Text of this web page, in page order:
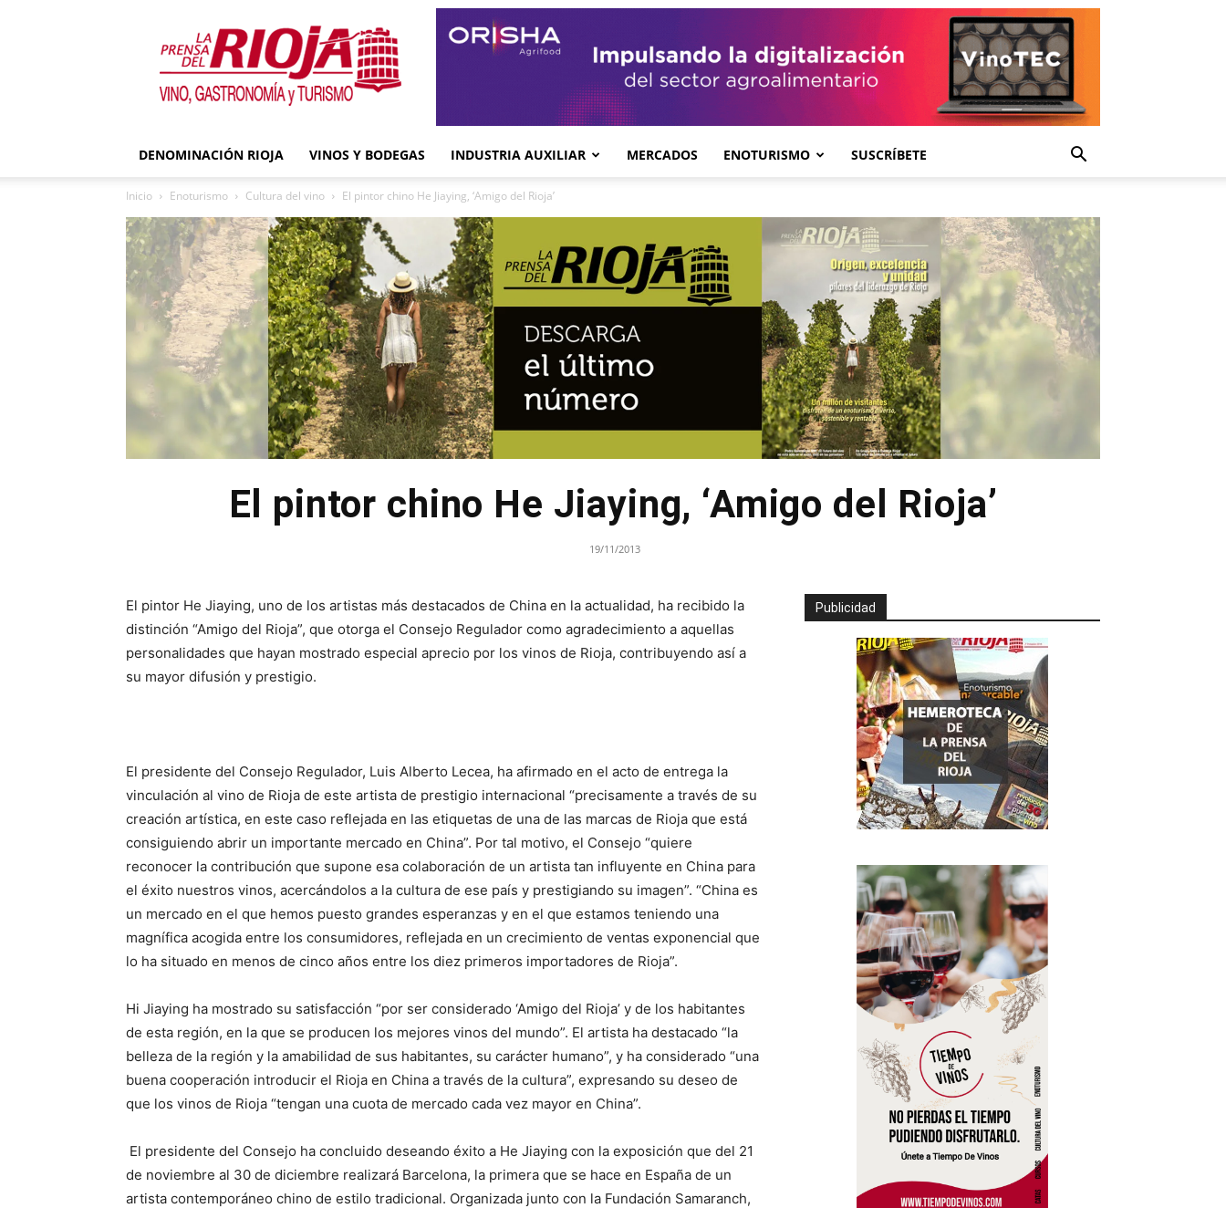
La
Prensa
del
Rioja
DENOMINACIÓN RIOJA VINOS Y BODEGAS INDUSTRIA AUXILIAR MERCADOS ENOTURISMO SUSCRÍBETE
Inicio Enoturismo Cultura del vino El pintor chino He Jiaying, ‘Amigo del Rioja’
El pintor chino He Jiaying, ‘Amigo del Rioja’
19/11/2013
El pintor He Jiaying, uno de los artistas más destacados de China en la actualidad, ha recibido la
distinción “Amigo del Rioja”, que otorga el Consejo Regulador como agradecimiento a aquellas
personalidades que hayan mostrado especial aprecio por los vinos de Rioja, contribuyendo así a
su mayor difusión y prestigio.
El presidente del Consejo Regulador, Luis Alberto Lecea, ha afirmado en el acto de entrega la
vinculación al vino de Rioja de este artista de prestigio internacional “precisamente a través de su
creación artística, en este caso reflejada en las etiquetas de una de las marcas de Rioja que está
consiguiendo abrir un importante mercado en China”. Por tal motivo, el Consejo “quiere
reconocer la contribución que supone esa colaboración de un artista tan influyente en China para
el éxito nuestros vinos, acercándolos a la cultura de ese país y prestigiando su imagen”. “China es
un mercado en el que hemos puesto grandes esperanzas y en el que estamos teniendo una
magnífica acogida entre los consumidores, reflejada en un crecimiento de ventas exponencial que
lo ha situado en menos de cinco años entre los diez primeros importadores de Rioja”.
Hi Jiaying ha mostrado su satisfacción “por ser considerado ‘Amigo del Rioja’ y de los habitantes
de esta región, en la que se producen los mejores vinos del mundo”. El artista ha destacado “la
belleza de la región y la amabilidad de sus habitantes, su carácter humano”, y ha considerado “una
buena cooperación introducir el Rioja en China a través de la cultura”, expresando su deseo de
que los vinos de Rioja “tengan una cuota de mercado cada vez mayor en China”.
El presidente del Consejo ha concluido deseando éxito a He Jiaying con la exposición que del 21
de noviembre al 30 de diciembre realizará Barcelona, la primera que se hace en España de un
artista contemporáneo chino de estilo tradicional. Organizada junto con la Fundación Samaranch,
Publicidad